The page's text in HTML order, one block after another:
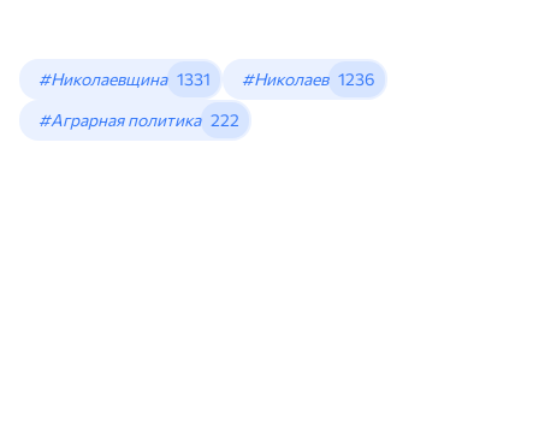
#Николаевщина 1331 #Николаев 1236
#Аграрная политика 222